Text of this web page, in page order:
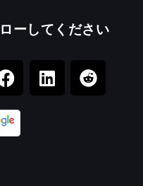
ーしてください